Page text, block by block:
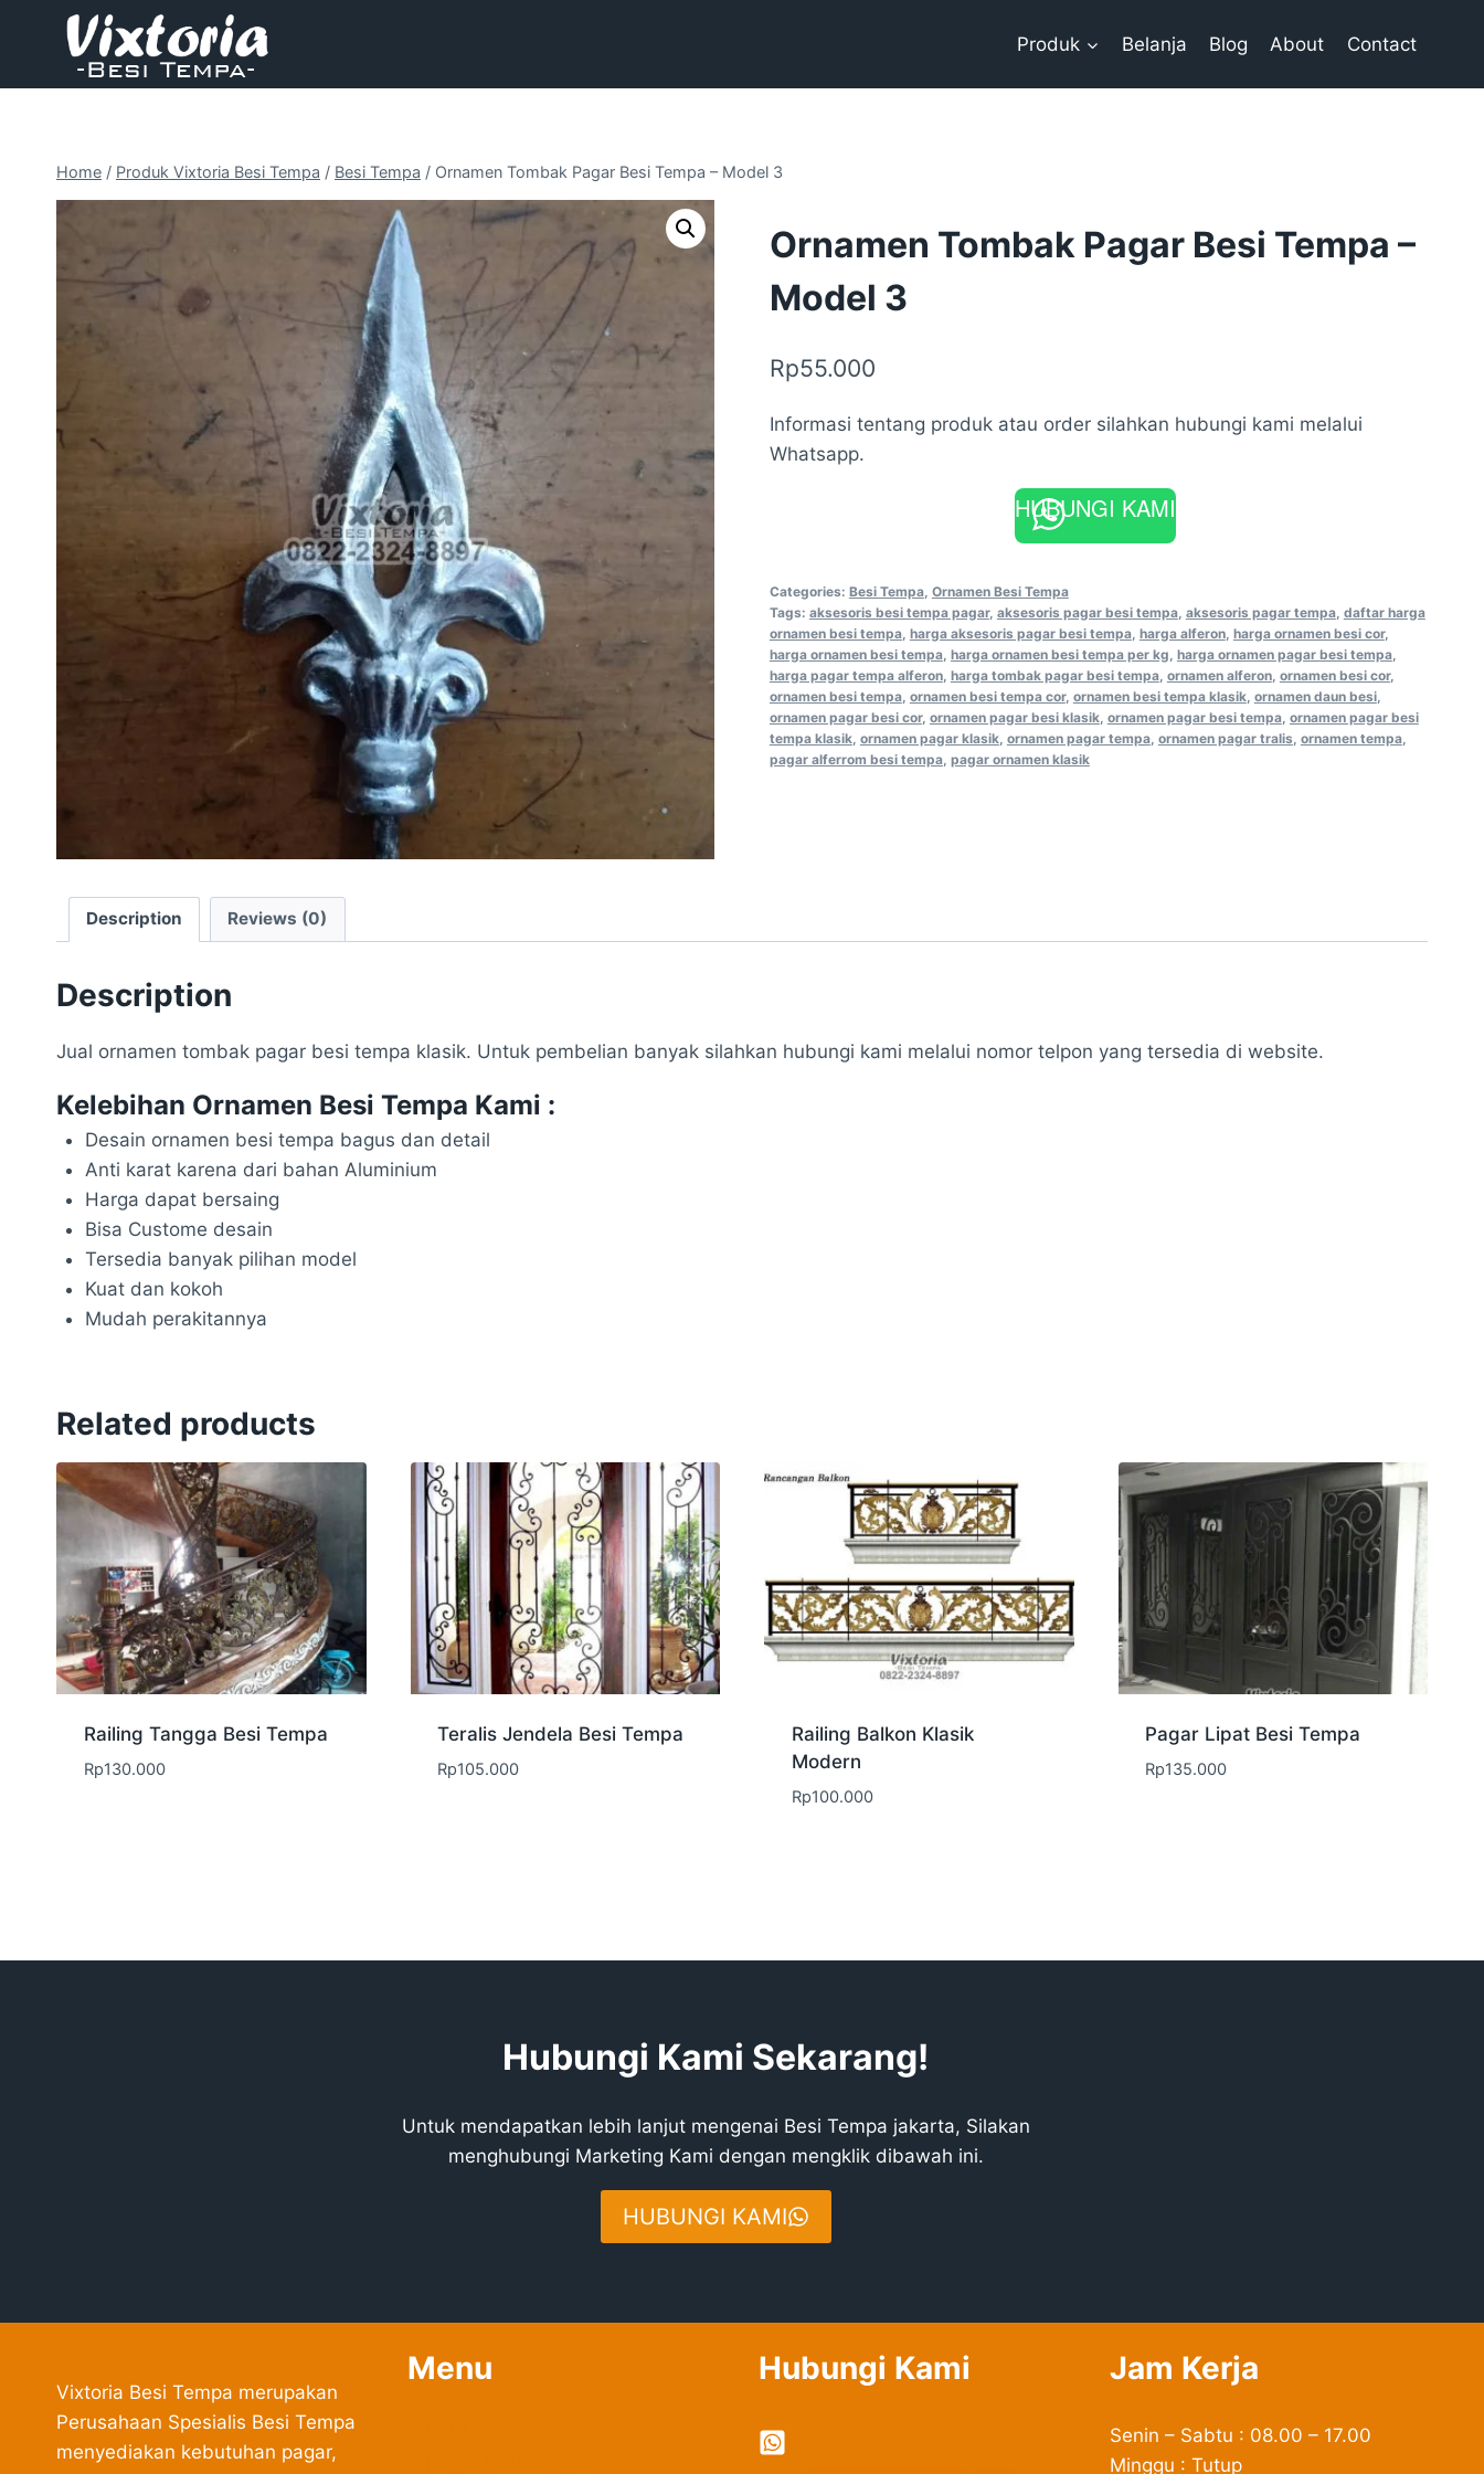
Produk Belanja Blog About Contact
Home / Produk Vixtoria Besi Tempa / Besi Tempa / Ornamen Tombak Pagar Besi Tempa – Model 3
Ornamen Tombak Pagar Besi Tempa –
Model 3
Rp55.000
Informasi tentang produk atau order silahkan hubungi kami melalui
Whatsapp.
HUBUNGI KAMI
Categories: Besi Tempa, Ornamen Besi Tempa
Tags: aksesoris besi tempa pagar, aksesoris pagar besi tempa, aksesoris pagar tempa, daftar harga
ornamen besi tempa, harga aksesoris pagar besi tempa, harga alferon, harga ornamen besi cor,
harga ornamen besi tempa, harga ornamen besi tempa per kg harga ornamen pagar besi tempa,
harga pagar tempa alferon, harga tombak pagar besi tempa, ornamen alferon, ornamen besi cor,
ornamen besi tempa, ornamen besi tempa cor, ornamen besi tempa klasik, ornamen daun besi,
ornamen pagar besi cor, ornamen pagar besi klasik, ornamen pagar besi tempa, ornamen pagar besi
tempa klasik, ornamen pagar klasik, ornamen pagar tempa, ornamen pagar tralis ornamen tempa,
pagar alferrom besi tempa, pagar ornamen klasik
Description Reviews (0)
Description
Jual ornamen tombak pagar besi tempa klasik. Untuk pembelian banyak silahkan hubungi kami melalui nomor telpon yang tersedia di website.
Kelebihan Ornamen Besi Tempa Kami :
Desain ornamen besi tempa bagus dan detail
Anti karat karena dari bahan Aluminium
Harga dapat bersaing
Bisa Custome desain
Tersedia banyak pilihan model
Kuat dan kokoh
Mudah perakitannya
Related products
Railing Tangga Besi Tempa
Rp130.000
Teralis Jendela Besi Tempa
Rp105.000
Railing Balkon Klasik
Modern
Rp100.000
Pagar Lipat Besi Tempa
Rp135.000
Hubungi Kami Sekarang!
Untuk mendapatkan lebih lanjut mengenai Besi Tempa jakarta, Silakan
menghubungi Marketing Kami dengan mengklik dibawah ini.
HUBUNGI KAMI
Vixtoria Besi Tempa merupakan
Perusahaan Spesialis Besi Tempa
menyediakan kebutuhan pagar,
Menu Hubungi Kami Jam Kerja
Senin – Sabtu : 08.00 – 17.00
Minggu : Tutup